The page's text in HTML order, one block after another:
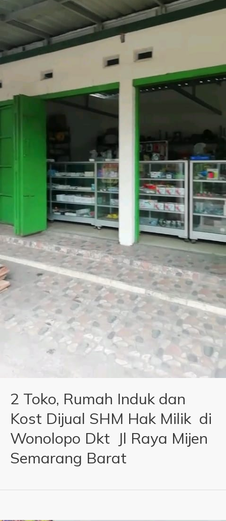
2 Toko, Rumah Induk dan
Kost Dijual SHM Hak Milik di
Wonolopo Dkt Jl Raya Mijen
Semarang Barat